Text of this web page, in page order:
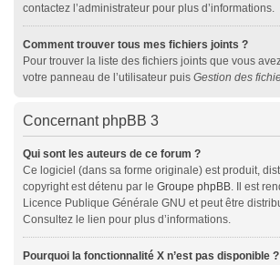
contactez l’administrateur pour plus d’informations.
Comment trouver tous mes fichiers joints ?
Pour trouver la liste des fichiers joints que vous
votre panneau de l’utilisateur puis Gestion des
Concernant phpBB 3
Qui sont les auteurs de ce forum ?
Ce logiciel (dans sa forme originale) est produit,
copyright est détenu par le Groupe phpBB. Il est
Licence Publique Générale GNU et peut être
Consultez le lien pour plus d’informations.
Pourquoi la fonctionnalité X n’est pas disponible ?